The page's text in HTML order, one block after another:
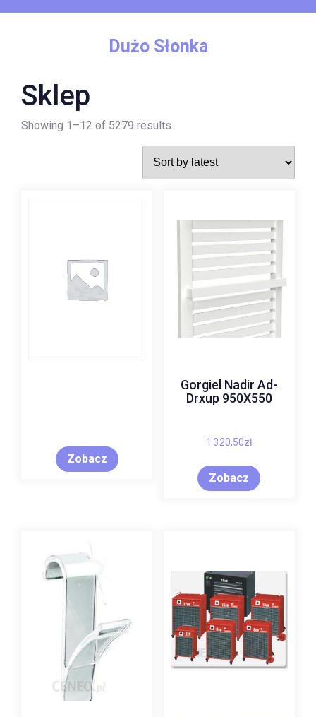
Dużo Słonka
Sklep
Showing 1–12 of 5279 results
Zobacz
Gorgiel Nadir Ad-
Drxup 950X550
1 320,50zł
Zobacz